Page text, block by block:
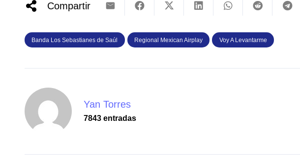
Compartir
Banda Los Sebastianes de Saúl Regional Mexican Airplay Voy A Levantarme
Yan Torres
7843 entradas